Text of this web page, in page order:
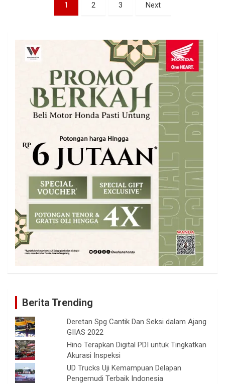
1 2 3 Next
Berita Trending
Deretan Spg Cantik Dan Seksi dalam Ajang
GIIAS 2022
Hino Terapkan Digital PDI untuk Tingkatkan
Akurasi Inspeksi
UD Trucks Uji Kemampuan Delapan
Pengemudi Terbaik Indonesia